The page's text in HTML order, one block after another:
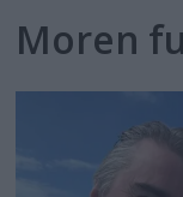
Moren